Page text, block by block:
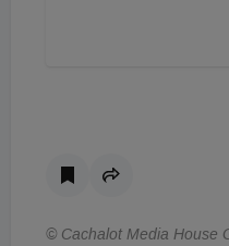
© Cachalot Media House